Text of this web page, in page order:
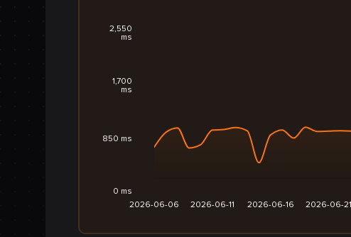
2026-06-06 2026-06-11 2026-06-16 2026-06-21
0 ms
850 ms
1,700
ms
2,550
ms